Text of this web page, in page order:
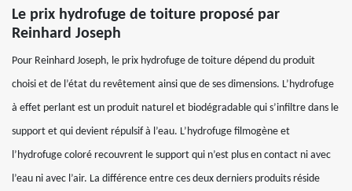
Le prix hydrofuge de toiture proposé par
Reinhard Joseph
Pour Reinhard Joseph, le prix hydrofuge de toiture dépend du produit
choisi et de l’état du revêtement ainsi que de ses dimensions. L’hydrofuge
à effet perlant est un produit naturel et biodégradable qui s’infiltre dans le
support et qui devient répulsif à l’eau. L’hydrofuge filmogène et
l’hydrofuge coloré recouvrent le support qui n’est plus en contact ni avec
l’eau ni avec l’air. La différence entre ces deux derniers produits réside